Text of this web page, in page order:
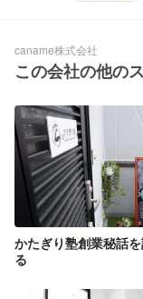
caname株式会社
この会社の他の
かたぎり塾創業秘話
る